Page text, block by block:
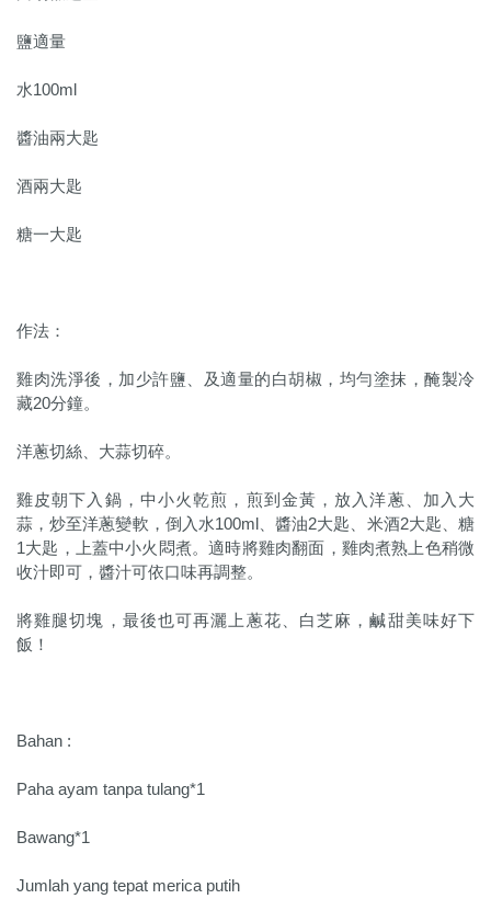
鹽適量
水100ml
醬油兩大匙
酒兩大匙
糖一大匙
作法：
雞肉洗淨後，加少許鹽、及適量的白胡椒，均勻塗抹，醃製冷
藏20分鐘。
洋蔥切絲、大蒜切碎。
雞皮朝下入鍋，中小火乾煎，煎到金黃，放入洋蔥、加入大
蒜，炒至洋蔥變軟，倒入水100ml、醬油2大匙、米酒2大匙、糖
1大匙，上蓋中小火悶煮。適時將雞肉翻面，雞肉煮熟上色稍微
收汁即可，醬汁可依口味再調整。
將雞腿切塊，最後也可再灑上蔥花、白芝麻，鹹甜美味好下
飯！
Bahan :
Paha ayam tanpa tulang*1
Bawang*1
Jumlah yang tepat merica putih